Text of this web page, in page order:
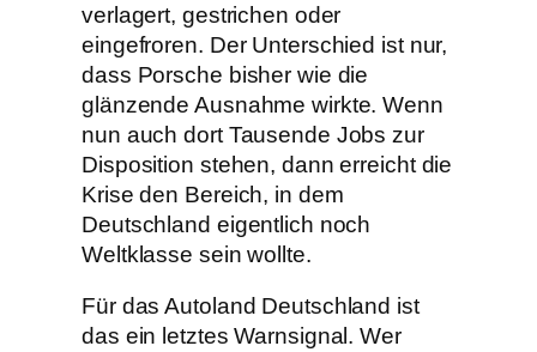
verlagert, gestrichen oder
eingefroren. Der Unterschied ist nur,
dass Porsche bisher wie die
glänzende Ausnahme wirkte. Wenn
nun auch dort Tausende Jobs zur
Disposition stehen, dann erreicht die
Krise den Bereich, in dem
Deutschland eigentlich noch
Weltklasse sein wollte.
Für das Autoland Deutschland ist
das ein letztes Warnsignal. Wer